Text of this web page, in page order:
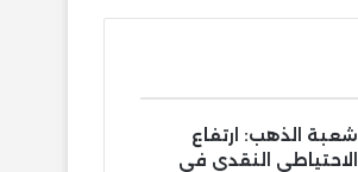
شعبة الذهب: ارتفاع
الاحتياطي النقدي في